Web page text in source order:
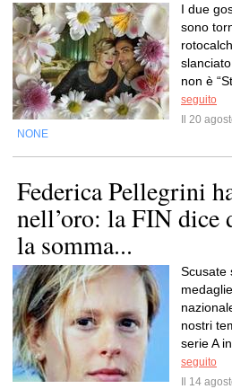
I due
sono
non è
seguito
Il 20
NONE
Federica Pellegrini
nell’oro: la FIN dice
la somma...
Scusate
nostri
serie A
seguito
Il 14